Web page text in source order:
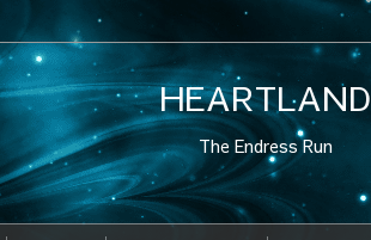
HEARTLAND
The Endress Run